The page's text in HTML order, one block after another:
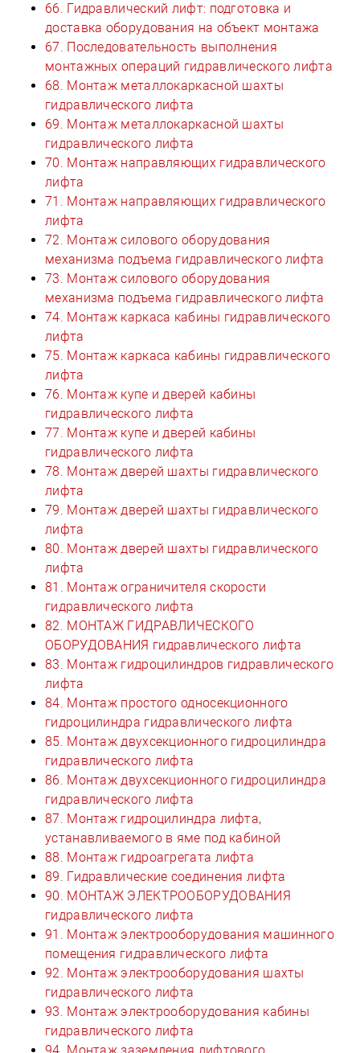
66. Гидравлический лифт: подготовка и
доставка оборудования на объект монтажа
67. Последовательность выполнения
монтажных операций гидравлического лифта
68. Монтаж металлокаркасной шахты
гидравлического лифта
69. Монтаж металлокаркасной шахты
гидравлического лифта
70. Монтаж направляющих гидравлического
лифта
71. Монтаж направляющих гидравлического
лифта
72. Монтаж силового оборудования
механизма подъема гидравлического лифта
73. Монтаж силового оборудования
механизма подъема гидравлического лифта
74. Монтаж каркаса кабины гидравлического
лифта
75. Монтаж каркаса кабины гидравлического
лифта
76. Монтаж купе и дверей кабины
гидравлического лифта
77. Монтаж купе и дверей кабины
гидравлического лифта
78. Монтаж дверей шахты гидравлического
лифта
79. Монтаж дверей шахты гидравлического
лифта
80. Монтаж дверей шахты гидравлического
лифта
81. Монтаж ограничителя скорости
гидравлического лифта
82. МОНТАЖ ГИДРАВЛИЧЕСКОГО
ОБОРУДОВАНИЯ гидравлического лифта
83. Монтаж гидроцилиндров гидравлического
лифта
84. Монтаж простого односекционного
гидроцилиндра гидравлического лифта
85. Монтаж двухсекционного гидроцилиндра
гидравлического лифта
86. Монтаж двухсекционного гидроцилиндра
гидравлического лифта
87. Монтаж гидроцилиндра лифта,
устанавливаемого в яме под кабиной
88. Монтаж гидроагрегата лифта
89. Гидравлические соединения лифта
90. МОНТАЖ ЭЛЕКТРООБОРУДОВАНИЯ
гидравлического лифта
91. Монтаж электрооборудования машинного
помещения гидравлического лифта
92. Монтаж электрооборудования шахты
гидравлического лифта
93. Монтаж электрооборудования кабины
гидравлического лифта